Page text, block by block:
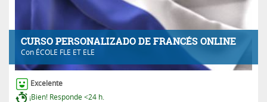
CURSO PERSONALIZADO DE FRANCÉS ONLINE
Con ÉCOLE FLE ET ELE
Excelente
¡Bien! Responde <24 h.